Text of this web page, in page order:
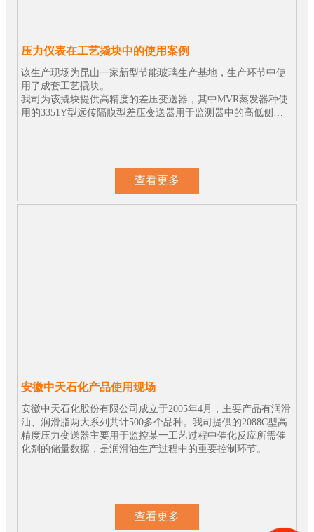
压力仪表在工艺撬块中的使用案例
该生产现场为昆山一家新型节能玻璃生产基地，生产环节中使
用了成套工艺撬块。
我司为该撬块提供高精度的差压变送器，其中MVR蒸发器种使
用的3351Y型远传隔膜型差压变送器用于监测器中的高低侧压
查看更多
安徽中天石化产品使用现场
安徽中天石化股份有限公司成立于2005年4月，主要产品有润滑
油、润滑脂两大系列共计500多个品种。我司提供的2088C型高
精度压力变送器主要用于监控某一工艺过程中催化反应所需催
化剂的储量数据，是润滑油生产过程中的重要控制环节。
查看更多